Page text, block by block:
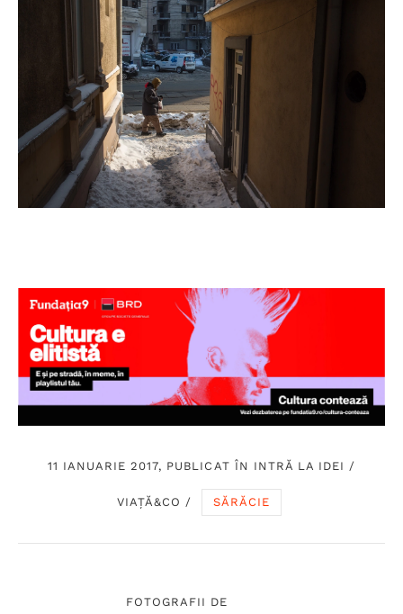
11 IANUARIE 2017, PUBLICAT ÎN INTRĂ LA IDEI /
VIAȚĂ&CO / SĂRĂCIE
FOTOGRAFII DE